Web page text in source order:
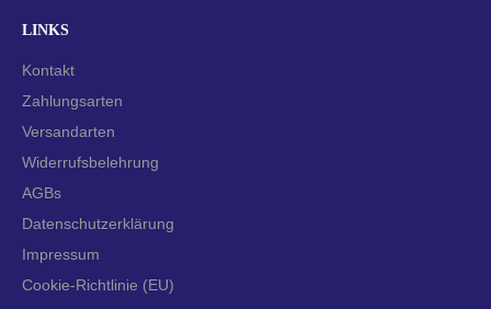
LINKS
Kontakt
Zahlungsarten
Versandarten
Widerrufsbelehrung
AGBs
Datenschutzerklärung
Impressum
Cookie-Richtlinie (EU)